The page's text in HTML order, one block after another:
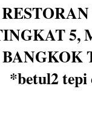
5,
*betul2